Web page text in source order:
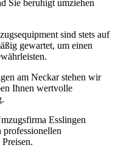
Sie beruhigt umziehen
sind stets auf
gewartet, um einen
am Neckar stehen wir
Ihnen wertvolle
Esslingen
professionellen